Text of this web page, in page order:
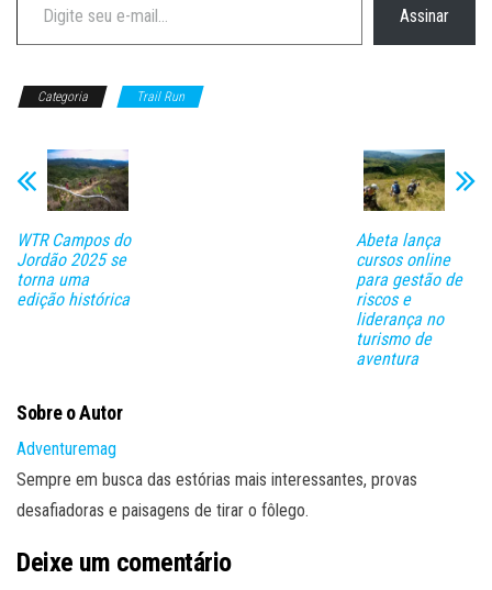
Assinar
Categoria Trail Run
WTR Campos do
Jordão 2025 se
torna uma
edição histórica
Abeta lança
cursos online
para gestão de
riscos e
liderança no
turismo de
aventura
Sobre o Autor
Adventuremag
Sempre em busca das estórias mais interessantes, provas
desafiadoras e paisagens de tirar o fôlego.
Deixe um comentário